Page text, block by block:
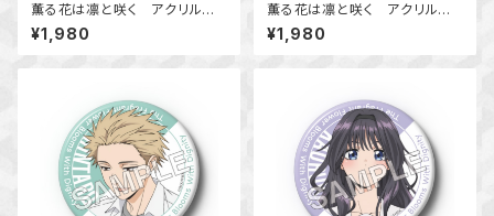
薫る花は凛と咲く アクリルビ
ジュアルボード Ver.C
¥1,980
薫る花は凛と咲く アクリルビ
ジュアルボード Ver.D
¥1,980